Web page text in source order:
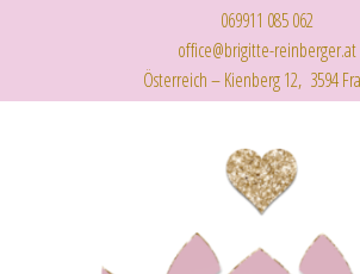
069911 085 062
office@brigitte-reinberger.at
Österreich – Kienberg 12, 3594